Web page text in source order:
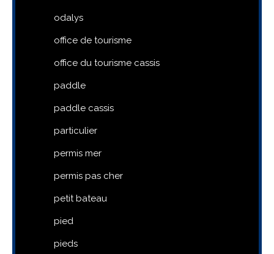
odalys
office de tourisme
office du tourisme cassis
paddle
paddle cassis
particulier
permis mer
permis pas cher
petit bateau
pied
pieds